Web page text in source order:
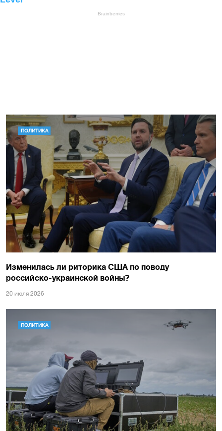
ПОЛИТИКА
Изменилась ли риторика США по поводу
российско-украинской войны?
20 июля 2026
ПОЛИТИКА